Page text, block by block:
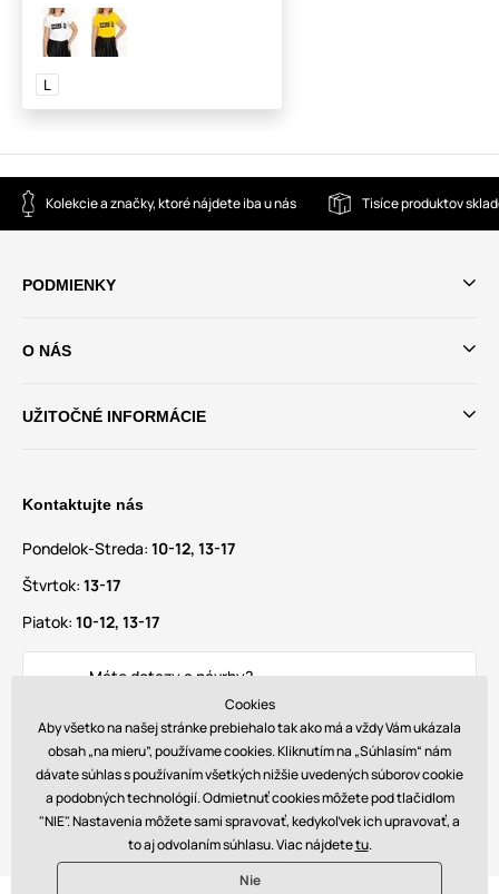
L
Kolekcie a značky, ktoré nájdete iba u nás Tisíce produktov
PODMIENKY
O NÁS
UŽITOČNÉ INFORMÁCIE
Kontaktujte nás
Pondelok-Streda: 10-12, 13-17
Štvrtok: 13-17
Piatok: 10-12, 13-17
Máte dotazy a návrhy?
info@glamadise.sk
Nájdete nás tiež na
Cookies
Aby všetko na našej stránke prebiehalo tak ako má a vždy Vám ukázala
obsah „na mieru”, používame cookies. Kliknutím na „Súhlasím“ nám
dávate súhlas s používaním všetkých nižšie uvedených súborov cookie
a podobných technológií. Odmietnuť cookies môžete pod tlačidlom
"NIE". Nastavenia môžete sami spravovať, kedykoľvek ich upravovať, a
to aj odvolaním súhlasu. Viac nájdetetu.
Nie